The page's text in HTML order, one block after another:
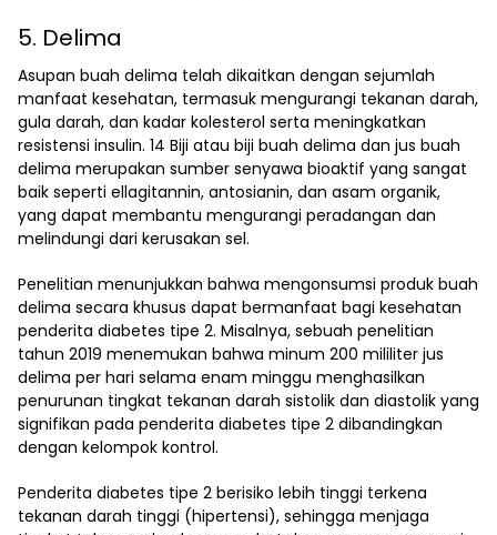
5. Delima
Asupan buah delima telah dikaitkan dengan sejumlah
manfaat kesehatan, termasuk mengurangi tekanan darah,
gula darah, dan kadar kolesterol serta meningkatkan
resistensi insulin. 14 Biji atau biji buah delima dan jus buah
delima merupakan sumber senyawa bioaktif yang sangat
baik seperti ellagitannin, antosianin, dan asam organik,
yang dapat membantu mengurangi peradangan dan
melindungi dari kerusakan sel.
Penelitian menunjukkan bahwa mengonsumsi produk buah
delima secara khusus dapat bermanfaat bagi kesehatan
penderita diabetes tipe 2. Misalnya, sebuah penelitian
tahun 2019 menemukan bahwa minum 200 mililiter jus
delima per hari selama enam minggu menghasilkan
penurunan tingkat tekanan darah sistolik dan diastolik yang
signifikan pada penderita diabetes tipe 2 dibandingkan
dengan kelompok kontrol.
Penderita diabetes tipe 2 berisiko lebih tinggi terkena
tekanan darah tinggi (hipertensi), sehingga menjaga